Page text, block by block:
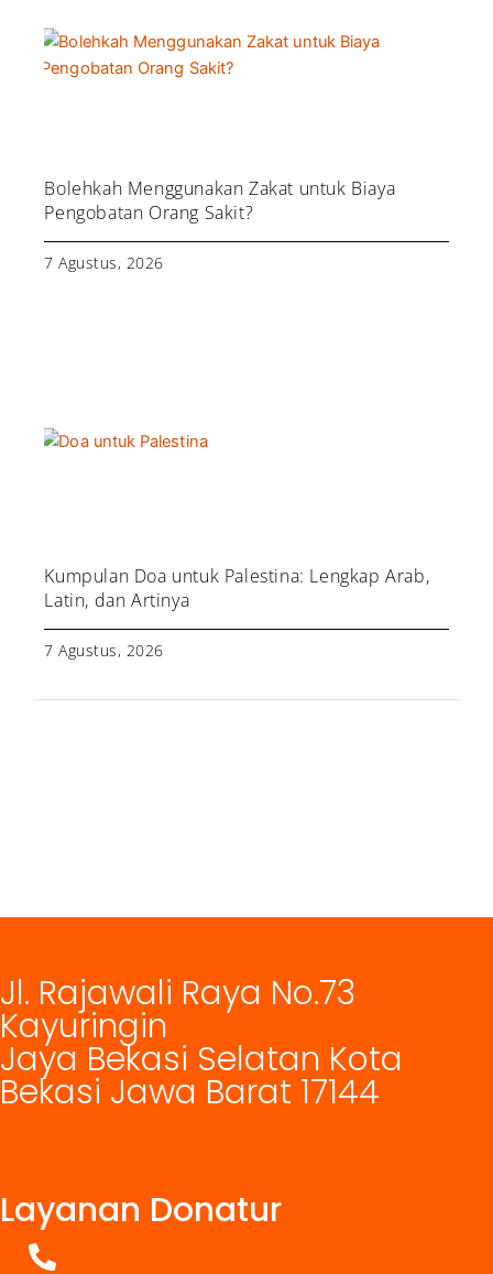
Bolehkah Menggunakan Zakat untuk Biaya
Pengobatan Orang Sakit?
7 Agustus, 2026
Kumpulan Doa untuk Palestina: Lengkap Arab,
Latin, dan Artinya
7 Agustus, 2026
Jl. Rajawali Raya No.73
Kayuringin
Jaya Bekasi Selatan Kota
Bekasi Jawa Barat 17144
Layanan Donatur